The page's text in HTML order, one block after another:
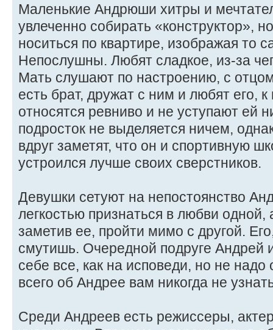
Маленькие Андрюши хитры и
увлеченно собирать «конструктор»,
носиться по квартире, изображая то
Непослушны. Любят сладкое, из-за
Мать слушают по настроению, с
есть брат, дружат с ним и любят его,
относятся ревниво и не уступают ей
подросток не выделяется ничем,
вдруг заметят, что он и спортивную
устроился лучше своих сверстников.
Девушки сетуют на непостоянство
легкостью признаться в любви
заметив ее, пройти мимо с другой.
смутишь. Очередной подруге Андрей
себе все, как на исповеди, но не
всего об Андрее вам никогда не
Среди Андреев есть режиссеры,